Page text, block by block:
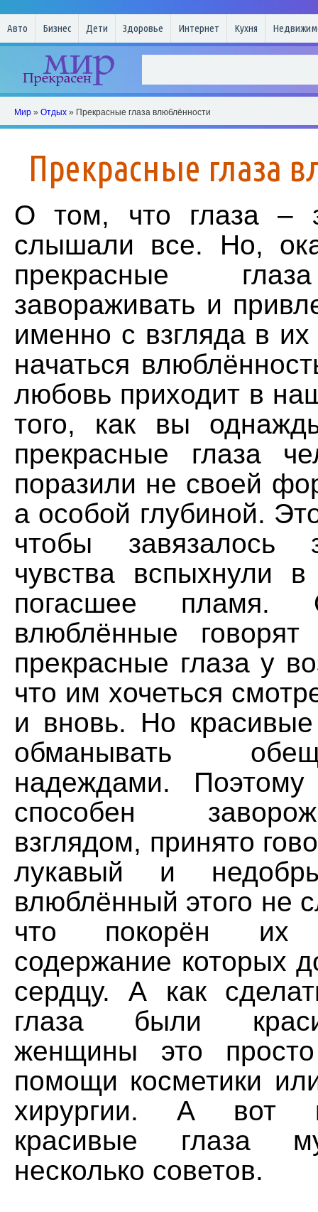
Авто Бизнес Дети Здоровье Интернет Кухня
Мир » Отдых » Прекрасные глаза влюблённости
Прекрасные глаза
О том, что глаза –
слышали все. Но,
прекрасные
завораживать и
именно с взгляда в
начаться
любовь приходит в
того, как вы
прекрасные глаза
поразили не своей
а особой глубиной.
чтобы завязалось
чувства вспыхнули
погасшее пламя.
влюблённые
прекрасные глаза у
что им хочеться
и вновь. Но
обманывать
надеждами.
способен
взглядом, принято
лукавый и
влюблённый этого не
что покорён их
содержание которых
сердцу. А как
глаза были
женщины это
помощи косметики
хирургии. А вот
красивые глаза
несколько советов.